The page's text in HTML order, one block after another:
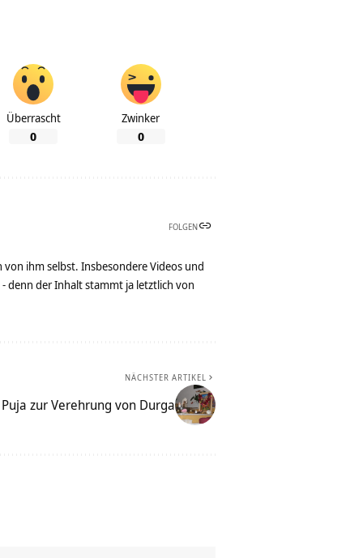
Überrascht
0
Zwinker
0
FOLGEN
ihm selbst. Insbesondere Videos und
denn der Inhalt stammt ja letztlich von
NÄCHSTER ARTIKEL
zur Verehrung von Durga